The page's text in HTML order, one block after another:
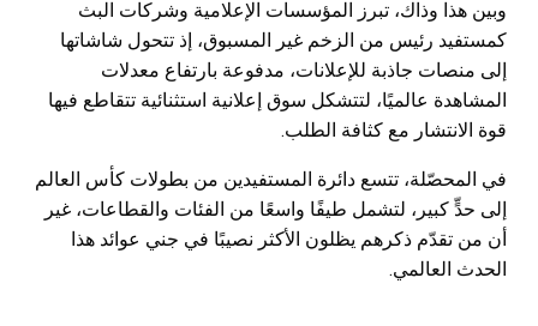
وبين هذا وذاك، تبرز المؤسسات الإعلامية وشركات البث
كمستفيد رئيس من الزخم غير المسبوق، إذ تتحول شاشاتها
إلى منصات جاذبة للإعلانات، مدفوعة بارتفاع معدلات
المشاهدة عالميًا، لتتشكل سوق إعلانية استثنائية تتقاطع فيها
قوة الانتشار مع كثافة الطلب.
في المحصّلة، تتسع دائرة المستفيدين من بطولات كأس العالم
إلى حدٍّ كبير، لتشمل طيفًا واسعًا من الفئات والقطاعات، غير
أن من تقدّم ذكرهم يظلون الأكثر نصيبًا في جني عوائد هذا
الحدث العالمي.